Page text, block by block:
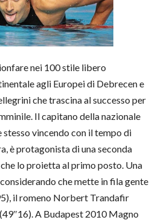
nei 100 stile libero
agli Europei di Debrecen e
che trascina al successo per
Il capitano della nazionale
vincendo con il tempo di
è protagonista di una seconda
lo proietta al primo posto. Una
che mette in fila gente
il romeno Norbert Trandafir
A Budapest 2010 Magno